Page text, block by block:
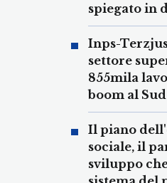
spiegato in
Inps-
settore
855mila
boom al Sud
Il piano
sociale, il
sviluppo